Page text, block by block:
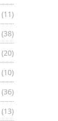
(11)
(38)
(20)
(10)
(36)
(13)